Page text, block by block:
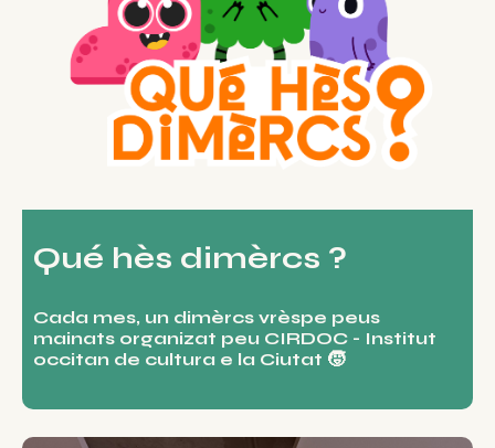
Qué hès dimèrcs ?
Cada mes, un dimèrcs vrèspe peus
mainats organizat peu CIRDOC - Institut
occitan de cultura e la Ciutat 🧒